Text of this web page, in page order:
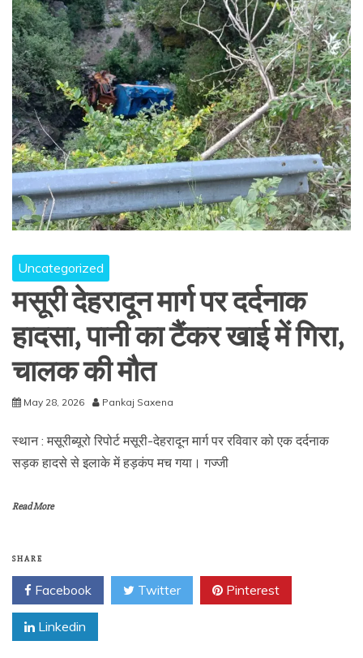
Uncategorized
मसूरी देहरादून मार्ग पर दर्दनाक
हादसा, पानी का टैंकर खाई में गिरा,
चालक की मौत
May 28, 2026 Pankaj Saxena
स्थान : मसूरीब्यूरो रिपोर्ट मसूरी-देहरादून मार्ग पर रविवार को एक दर्दनाक
सड़क हादसे से इलाके में हड़कंप मच गया। गज्जी
Read More
SHARE
Facebook Twitter Pinterest
Linkedin